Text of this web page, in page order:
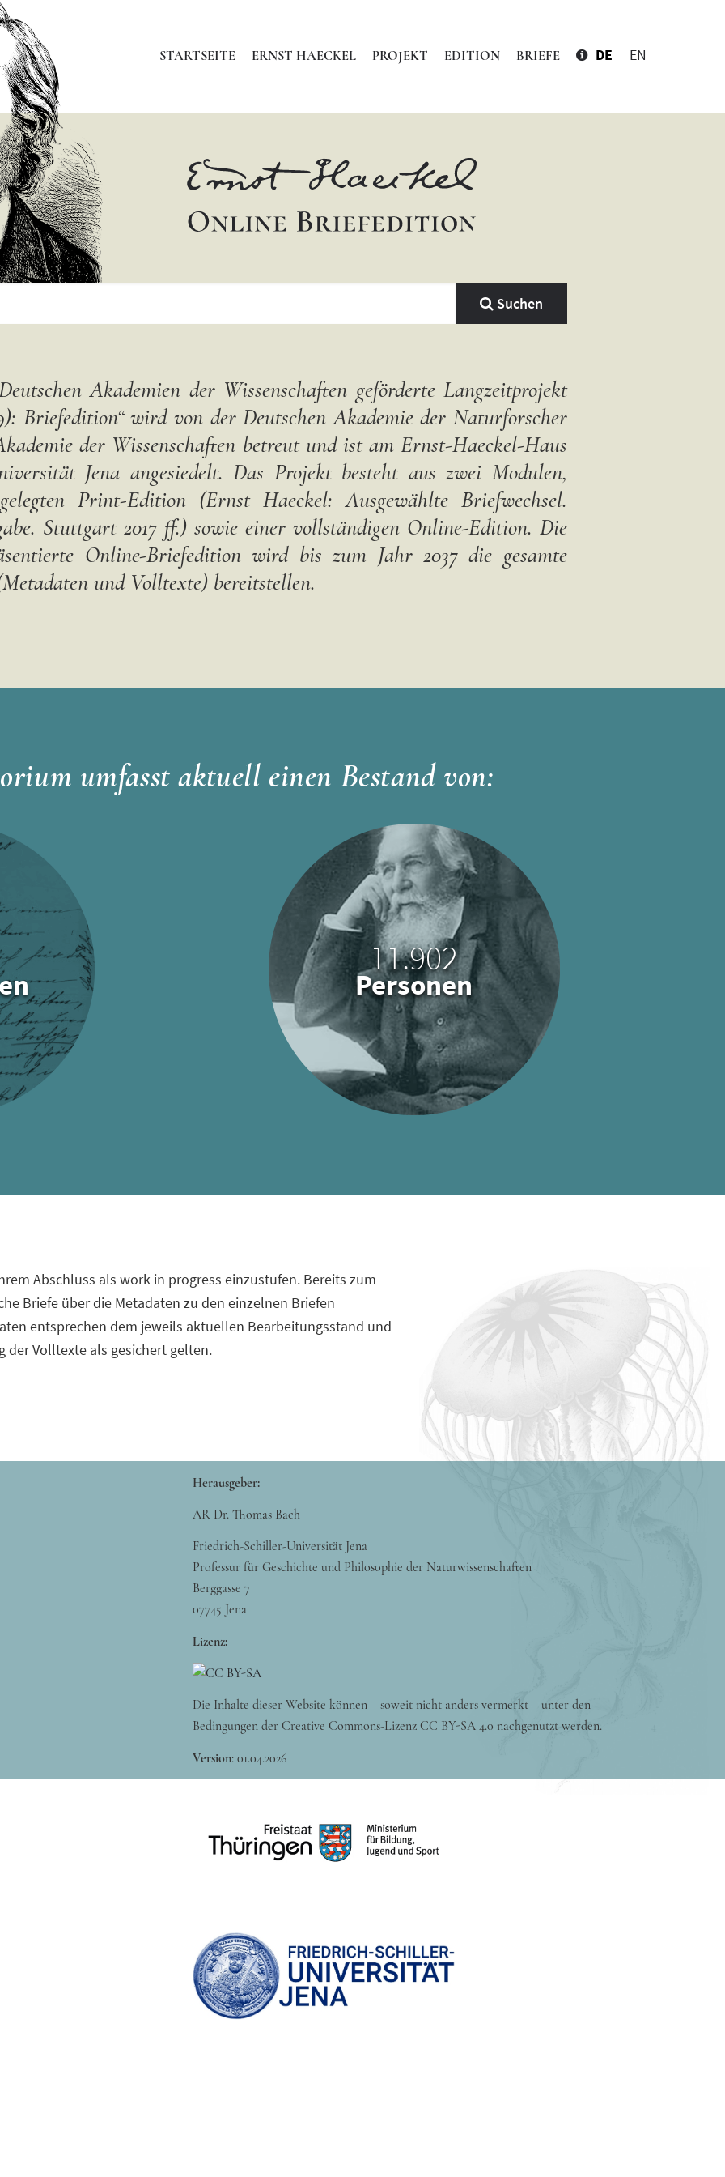
STARTSEITE ERNST HAECKEL PROJEKT EDITION BRIEFE DE EN
Suchen
Akademien der Wissenschaften geförderte Langzeitprojekt
Briefedition“ wird von der Deutschen Akademie der Naturforscher
der Wissenschaften betreut und ist am Ernst-Haeckel-Haus
Jena angesiedelt. Das Projekt besteht aus zwei Modulen,
Print-Edition (Ernst Haeckel: Ausgewählte Briefwechsel.
Stuttgart 2017 ff.) sowie einer vollständigen Online-Edition. Die
Online-Briefedition wird bis zum Jahr 2037 die gesamte
und Volltexte) bereitstellen.
umfasst aktuell einen Bestand von:
11.902
Personen
Abschluss als work in progress einzustufen. Bereits zum
Briefe über die Metadaten zu den einzelnen Briefen
entsprechen dem jeweils aktuellen Bearbeitungsstand und
Volltexte als gesichert gelten.
Herausgeber:
AR Dr. Thomas Bach
Friedrich-Schiller-Universität Jena
Professur für Geschichte und Philosophie der Naturwissenschaften
Berggasse 7
07745 Jena
Lizenz:
Die Inhalte dieser Website können – soweit nicht anders vermerkt – unter den
Bedingungen der Creative Commons-Lizenz CC BY-SA 4.0 nachgenutzt werden.
Version: 01.04.2026